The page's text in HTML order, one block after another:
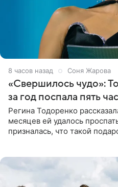
8 часов назад Соня Жарова
«Свершилось чудо»:
за год поспала пять
Регина Тодоренко
месяцев ей удалось
призналась, что такой